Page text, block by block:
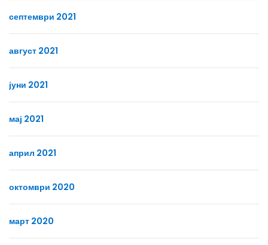
септември 2021
август 2021
јуни 2021
мај 2021
април 2021
октомври 2020
март 2020